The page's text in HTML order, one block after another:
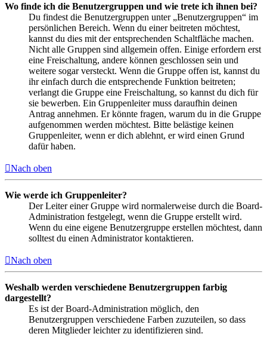
Wo finde ich die Benutzergruppen und wie trete ich ihnen bei?
Du findest die Benutzergruppen unter „Benutzergruppen“ im
persönlichen Bereich. Wenn du einer beitreten möchtest,
kannst du dies mit der entsprechenden Schaltfläche machen.
Nicht alle Gruppen sind allgemein offen. Einige erfordern erst
eine Freischaltung, andere können geschlossen sein und
weitere sogar versteckt. Wenn die Gruppe offen ist, kannst du
ihr einfach durch die entsprechende Funktion beitreten;
verlangt die Gruppe eine Freischaltung, so kannst du dich für
sie bewerben. Ein Gruppenleiter muss daraufhin deinen
Antrag annehmen. Er könnte fragen, warum du in die Gruppe
aufgenommen werden möchtest. Bitte belästige keinen
Gruppenleiter, wenn er dich ablehnt, er wird einen Grund
dafür haben.
Nach oben
Wie werde ich Gruppenleiter?
Der Leiter einer Gruppe wird normalerweise durch die Board-
Administration festgelegt, wenn die Gruppe erstellt wird.
Wenn du eine eigene Benutzergruppe erstellen möchtest, dann
solltest du einen Administrator kontaktieren.
Nach oben
Weshalb werden verschiedene Benutzergruppen farbig
dargestellt?
Es ist der Board-Administration möglich, den
Benutzergruppen verschiedene Farben zuzuteilen, so dass
deren Mitglieder leichter zu identifizieren sind.